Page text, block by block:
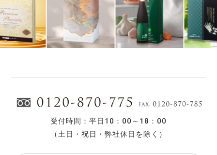
受付時間：平日10：00～18：00
（土日・祝日・弊社休日を除く）